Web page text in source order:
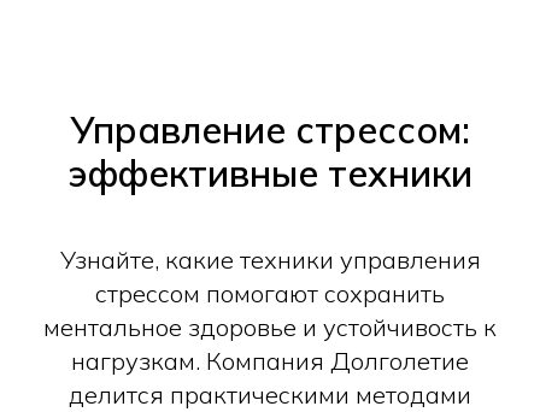
Управление стрессом:
эффективные техники
Узнайте, какие техники управления
стрессом помогают сохранить
ментальное здоровье и устойчивость к
нагрузкам. Компания Долголетие
делится практическими методами